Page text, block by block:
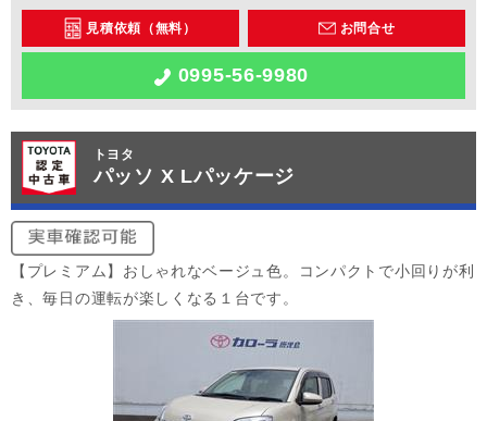
見積依頼（無料） お問合せ
0995-56-9980
トヨタ
パッソ X Lパッケージ
【プレミアム】おしゃれなベージュ色。コンパクトで小回りが利
き、毎日の運転が楽しくなる１台です。